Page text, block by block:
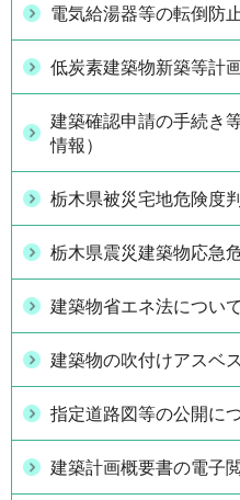
電気給湯器等の転倒防
低炭素建築物新築等計
建築確認申請の手続き
情報）
栃木県被災宅地危険度
栃木県震災建築物応急
建築物省エネ法について
建築物の吹付けアスベ
指定道路図等の公開に
建築計画概要書の電子